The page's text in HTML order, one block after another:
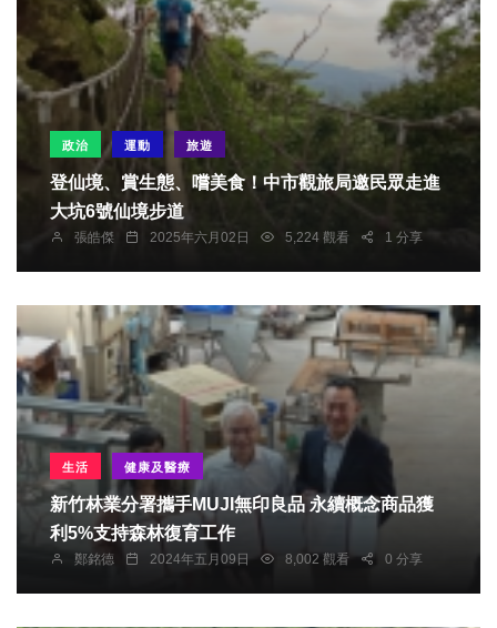
政治 運動 旅遊
登仙境、賞生態、嚐美食！中市觀旅局邀民眾走進
大坑6號仙境步道
張皓傑 2025年六月02日 5,224 觀看 1 分享
生活 健康及醫療
新竹林業分署攜手MUJI無印良品 永續概念商品獲
利5%支持森林復育工作
鄭銘德 2024年五月09日 8,002 觀看 0 分享